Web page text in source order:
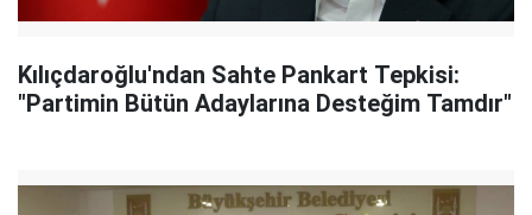
Kılıçdaroğlu'ndan Sahte Pankart Tepkisi:
"Partimin Bütün Adaylarına Desteğim Tamdır"